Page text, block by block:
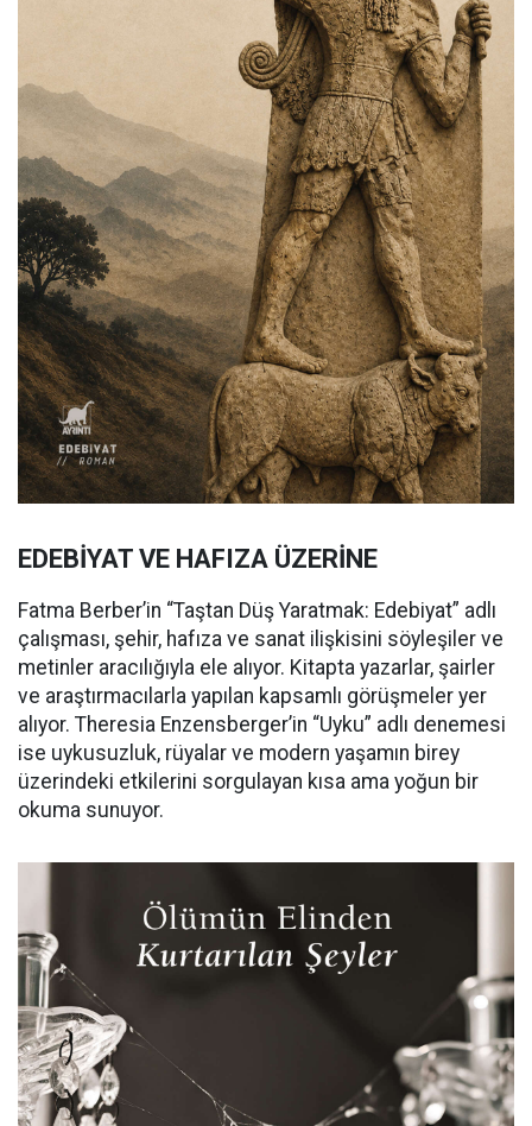
EDEBİYAT VE HAFIZA ÜZERİNE
Fatma Berber’in “Taştan Düş Yaratmak: Edebiyat” adlı
çalışması, şehir, hafıza ve sanat ilişkisini söyleşiler ve
metinler aracılığıyla ele alıyor. Kitapta yazarlar, şairler
ve araştırmacılarla yapılan kapsamlı görüşmeler yer
alıyor. Theresia Enzensberger’in “Uyku” adlı denemesi
ise uykusuzluk, rüyalar ve modern yaşamın birey
üzerindeki etkilerini sorgulayan kısa ama yoğun bir
okuma sunuyor.